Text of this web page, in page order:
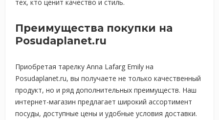
тех, кто ценит качество и стиль.
Преимущества покупки на
Posudaplanet.ru
Приобретая тарелку Anna Lafarg Emily на
Posudaplanet.ru, вы получаете не только качественный
продукт, но и ряд дополнительных преимуществ. Наш
интернет-магазин предлагает широкий ассортимент
посуды, доступные цены и удобные условия доставки.